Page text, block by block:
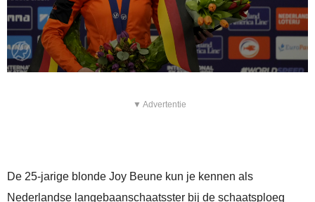
▼ Advertentie
De 25-jarige blonde Joy Beune kun je kennen als
Nederlandse langebaanschaatsster bij de schaatsploeg